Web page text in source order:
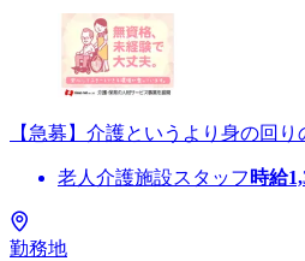
【急募】介護というより身の回
老人介護施設スタッフ 時給
勤務地